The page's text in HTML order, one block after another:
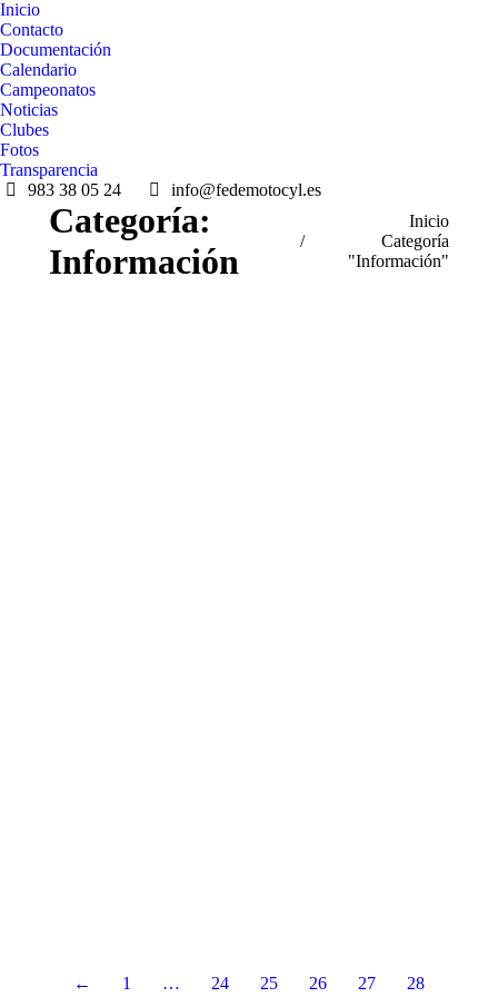
Inicio
Contacto
Documentación
Calendario
Campeonatos
Noticias
Clubes
Fotos
Transparencia
983 38 05 24
info@fedemotocyl.es
Categoría:
Información
Inicio
Categoría
"Información"
← 1 … 24 25 26 27
28